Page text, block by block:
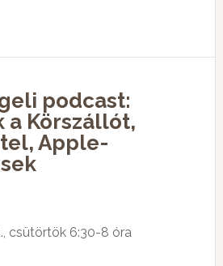
podcast:
a Körszállót,
Apple-
csütörtök 6:30-8 óra